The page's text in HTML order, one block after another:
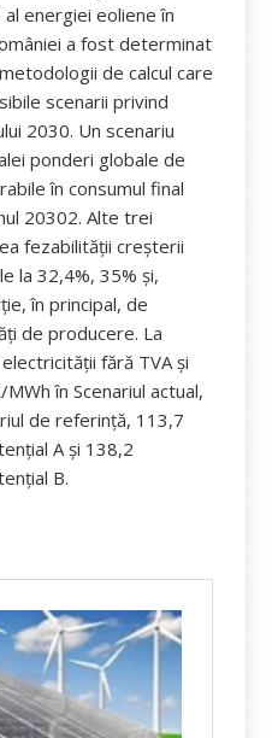
energiei eoliene în
a fost determinat
de calcul care
scenarii privind
2030. Un scenariu
ponderi globale de
în consumul final
20302. Alte trei
fezabilității creșterii
la 32,4%, 35% și,
în principal, de
de producere. La
fără TVA și
în Scenariul actual,
de referință, 113,7
A și 138,2
B.